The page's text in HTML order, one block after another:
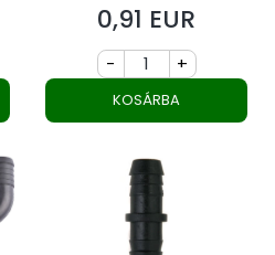
Ár
0,91 EUR
- +
KOSÁRBA